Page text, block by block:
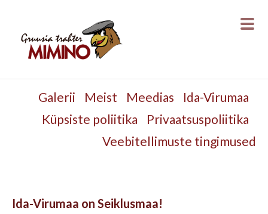
Galerii Meist Meedias
Ida-Virumaa
Küpsiste poliitika
Privaatsuspoliitika
Veebitellimuste tingimused
Ida-Virumaa on Seiklusmaa!